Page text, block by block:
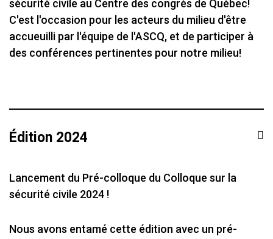
sécurité civile au Centre des congrès de Québec!
C'est l'occasion pour les acteurs du milieu d'être
accueuilli par l'équipe de l'ASCQ, et de participer à
des conférences pertinentes pour notre milieu!
Édition 2024
Lancement du Pré-colloque du Colloque sur la
sécurité civile 2024 !
Nous avons entamé cette édition avec un pré-